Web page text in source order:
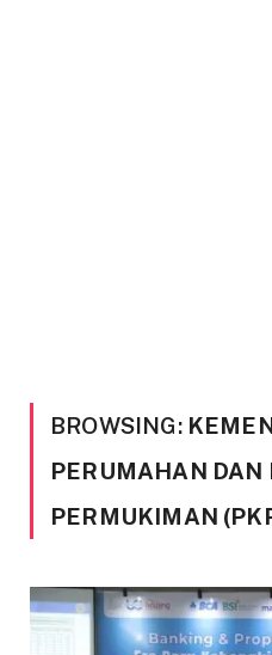
BROWSING:
PERUMAHAN DAN
PERMUKIMAN